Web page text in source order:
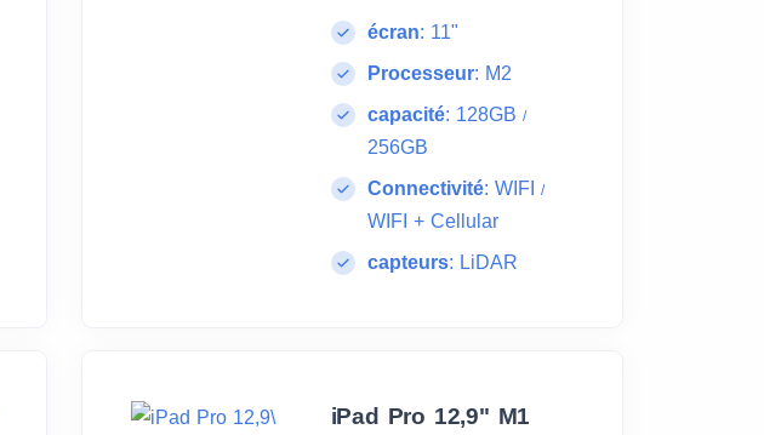
écran: 11"
Processeur: M2
capacité: 128GB /
256GB
Connectivité: WIFI /
WIFI + Cellular
capteurs: LiDAR
iPad Pro 12,9" M1